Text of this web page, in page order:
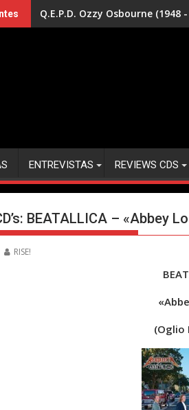
Q.E.P.D. Ozzy Osbourne (1948
ENTREVISTAS REVIEWS CDS
BEATALLICA – «Abbey
RISE!
(Oglio